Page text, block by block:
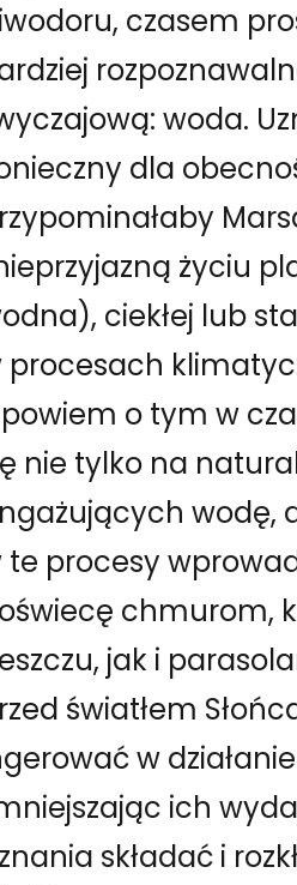
czasem
woda.
dla
życiu
ciekłej lub
procesach
o tym w
nie tylko na
wodę,
te procesy
chmurom,
jak i
światłem
w
ich
składać i